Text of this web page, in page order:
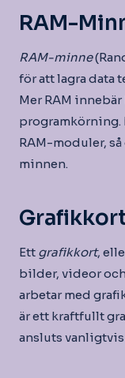
RAM-
RAM-minne
för att lagra data
Mer RAM
programkörning.
RAM-moduler,
minnen.
Ett grafikkort,
bilder, videor
arbetar med
är ett kraftfullt
ansluts